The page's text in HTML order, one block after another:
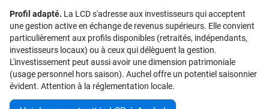
Profil adapté. La LCD s'adresse aux investisseurs qui acceptent
une gestion active en échange de revenus supérieurs. Elle convient
particulièrement aux profils disponibles (retraités, indépendants,
investisseurs locaux) ou à ceux qui délèguent la gestion.
L'investissement peut aussi avoir une dimension patrimoniale
(usage personnel hors saison). Auchel offre un potentiel saisonnier
évident. Attention à la réglementation locale.